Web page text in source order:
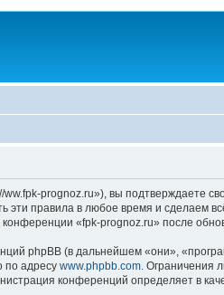
prognoz.ru»), вы подтверждаете
правила в любое время и сделаем
«fpk-prognoz.ru» после
phpBB (в дальнейшем «они»,
по адресу www.phpbb.com . Ограничения
конференций определяет в